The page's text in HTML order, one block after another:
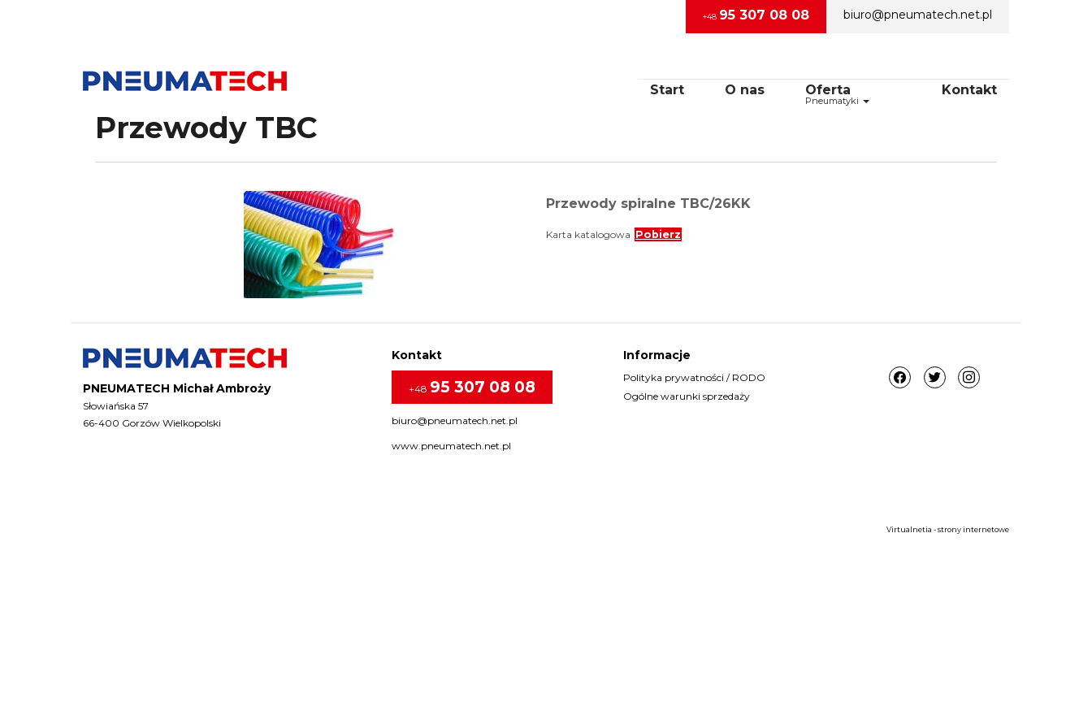
+48 95 307 08 08 biuro@pneumatech.net.pl
Start O nas Oferta
Pneumatyki
Kontakt
Przewody TBC
Przewody spiralne TBC/26KK
Karta katalogowa Pobierz
PNEUMATECH Michał Ambroży
Słowiańska 57
66-400 Gorzów Wielkopolski
Kontakt
+48 95 307 08 08
biuro@pneumatech.net.pl
www.pneumatech.net.pl
Informacje
Polityka prywatności / RODO
Ogólne warunki sprzedaży
Virtualnetia - strony internetowe